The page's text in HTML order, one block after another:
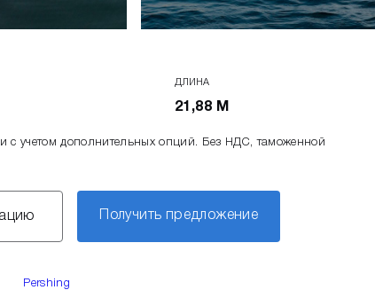
ДЛИНА
21,88 М
c учетом дополнительных опций. Без НДС, таможенной
Получить предложение
Pershing